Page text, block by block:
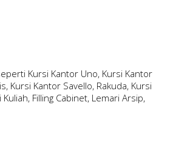
Kursi Kantor Uno, Kursi Kantor
Kursi Kantor Savello, Rakuda, Kursi
Filling Cabinet, Lemari Arsip,